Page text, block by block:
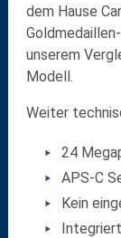
dem Hause
unserem
Modell.
Weiter
24
APS-C
Kein